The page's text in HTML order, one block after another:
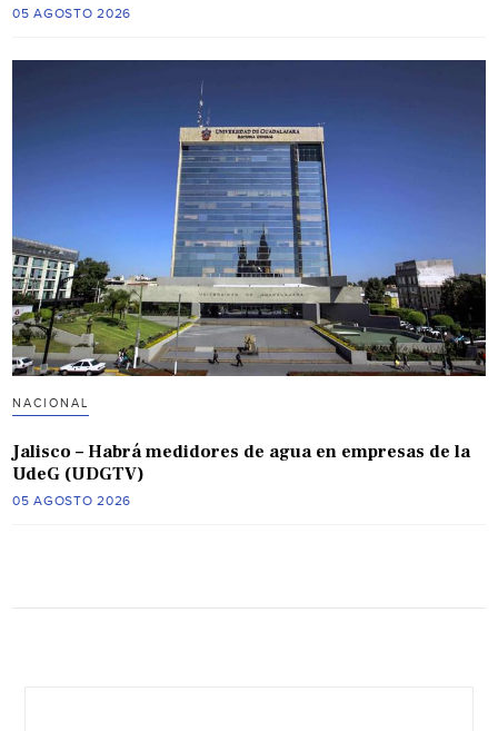
05 AGOSTO 2026
NACIONAL
Jalisco – Habrá medidores de agua en empresas de la
UdeG (UDGTV)
05 AGOSTO 2026